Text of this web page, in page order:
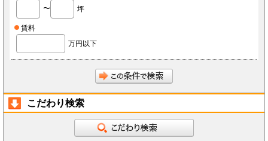
〜
坪
賃料
万円以下
こだわり検索